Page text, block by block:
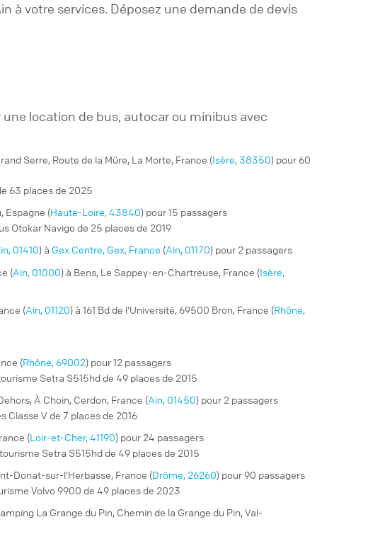
à votre services. Déposez une demande de devis
location de bus, autocar ou minibus avec
Serre, Route de la Mûre, La Morte, France (Isère, 38350) pour 60
63 places de 2025
Espagne (Haute-Loire, 43840) pour 15 passagers
Otokar Navigo de 25 places de 2019
01410) à Gex Centre, Gex, France (Ain, 01170) pour 2 passagers
(Ain, 01000) à Bens, Le Sappey-en-Chartreuse, France (Isère,
(Ain, 01120) à 161 Bd de l'Université, 69500 Bron, France (Rhône,
(Rhône, 69002) pour 12 passagers
Setra S515hd de 49 places de 2015
À Choin, Cerdon, France (Ain, 01450) pour 2 passagers
Classe V de 7 places de 2016
(Loir-et-Cher, 41190) pour 24 passagers
Setra S515hd de 49 places de 2015
Donat-sur-l'Herbasse, France (Drôme, 26260) pour 90 passagers
Volvo 9900 de 49 places de 2023
La Grange du Pin, Chemin de la Grange du Pin, Val-